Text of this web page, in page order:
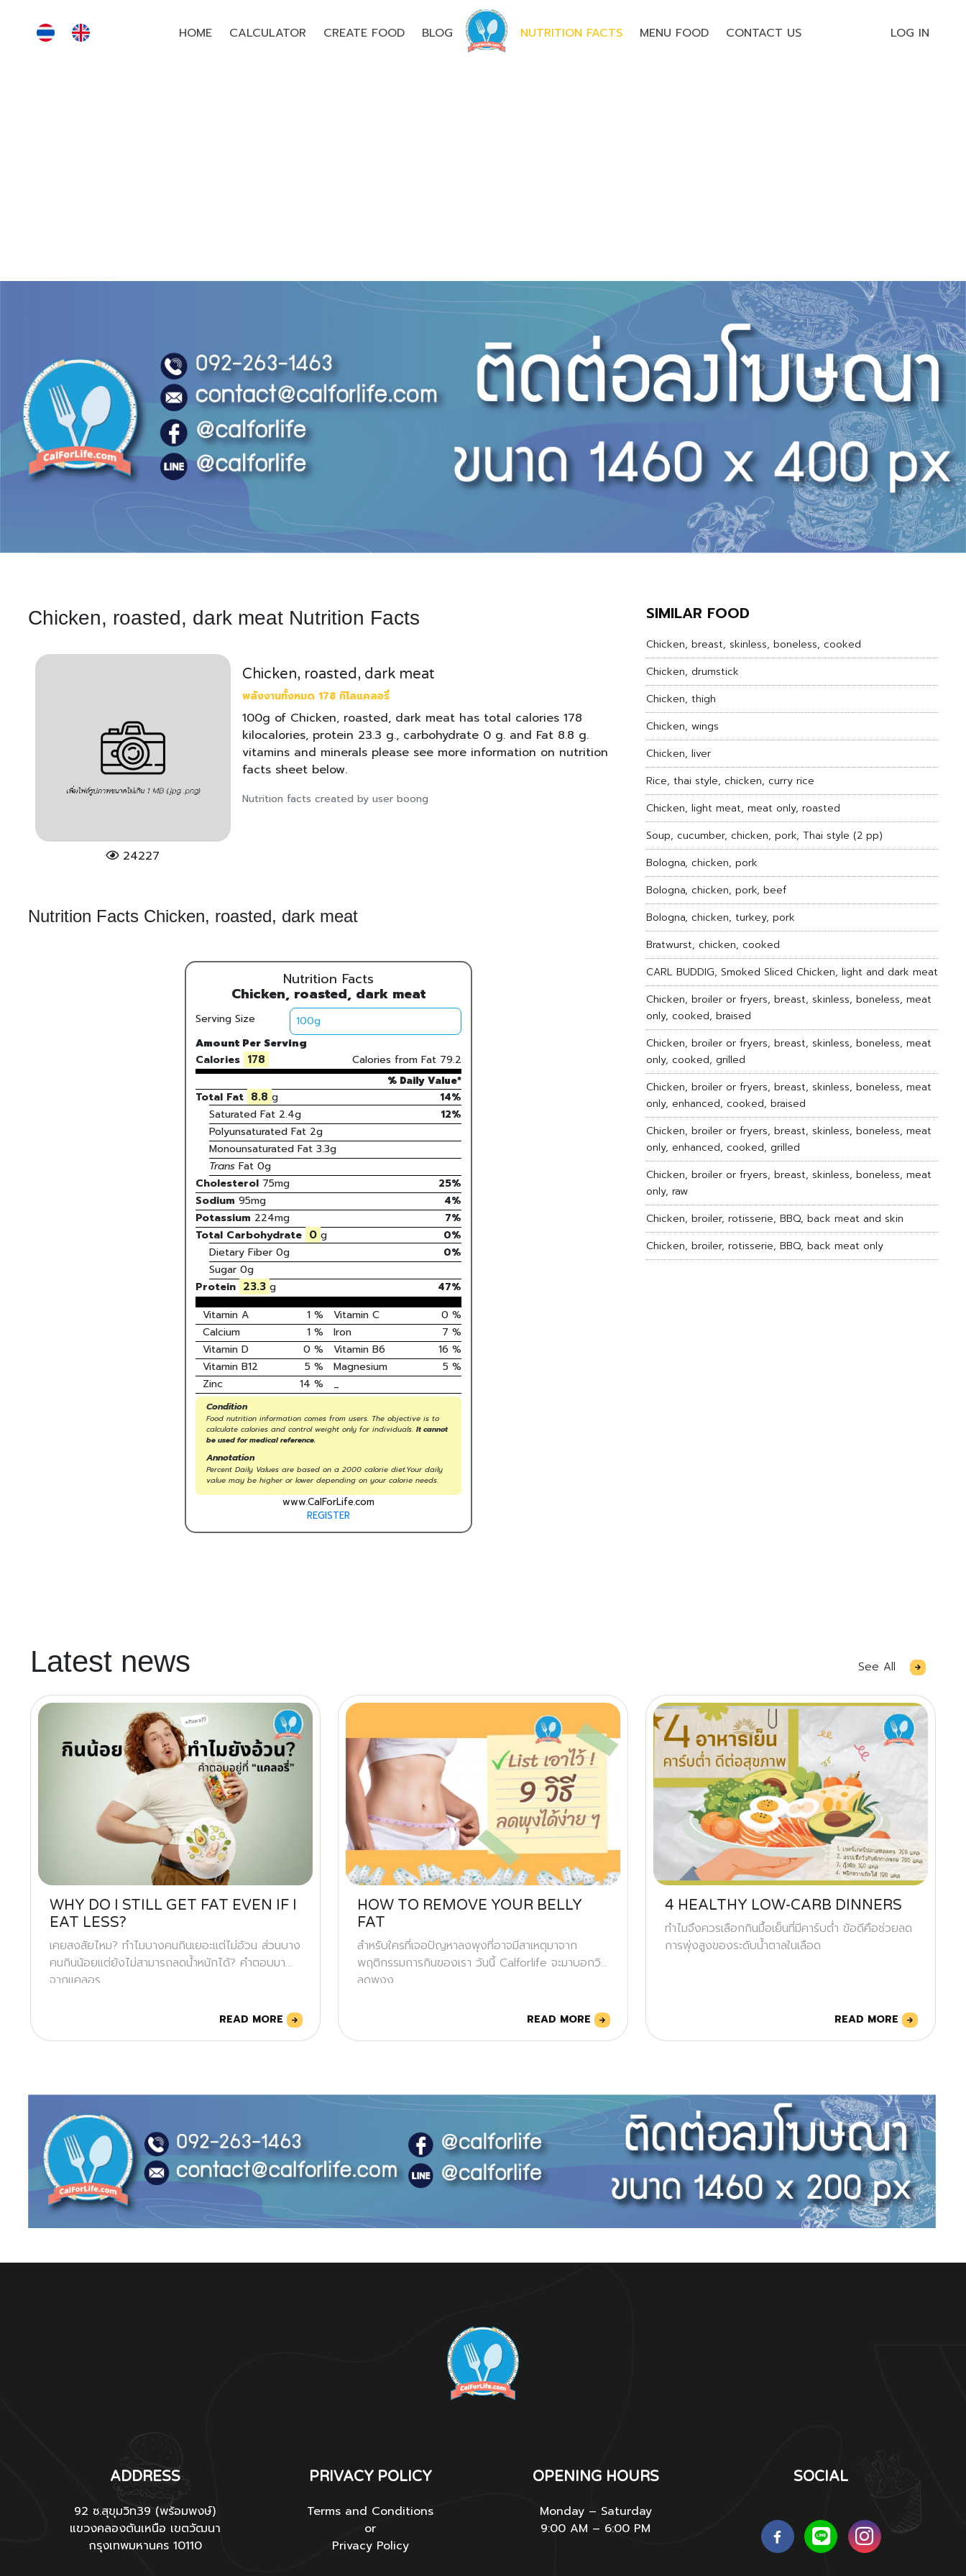
HOME CALCULATOR CREATE FOOD BLOG NUTRITION FACTS MENU FOOD CONTACT US LOG IN
Chicken, roasted, dark meat Nutrition Facts
24227
Chicken, roasted, dark meat
พลังงานทั้งหมด 178 กิโลแคลอรี่
100g of Chicken, roasted, dark meat has total calories 178
kilocalories, protein 23.3 g., carbohydrate 0 g. and Fat 8.8 g.
vitamins and minerals please see more information on nutrition
facts sheet below.
Nutrition facts created by user boong
Nutrition Facts Chicken, roasted, dark meat
Nutrition Facts
Chicken, roasted, dark meat
Serving Size
Amount Per Serving
Calories 178 Calories from Fat 79.2
% Daily Value*
Total Fat 8.8 g
14%
Saturated Fat 2.4g 12%
Polyunsaturated Fat 2g
Monounsaturated Fat 3.3g
TransFat 0g
Cholesterol 75mg 25%
Sodium 95mg 4%
Potassium 224mg 7%
Total Carbohydrate 0 g 0%
Dietary Fiber 0g
0%
Sugar 0g
Protein 23.3 g 47%
Vitamin A
1 % Vitamin C 0 %
Calcium
1 % Iron 7 %
Vitamin D
0 % Vitamin B6 16 %
Vitamin B12
5 % Magnesium 5 %
Zinc
14 % _
Condition
Food nutrition information comes from users. The objective is to
calculate calories and control weight only for individuals. It cannot
be used for medical reference.
Annotation
Percent Daily Values are based on a 2000 calorie diet.Your daily
value may be higher or lower depending on your calorie needs.
www.CalForLife.com
REGISTER
SIMILAR FOOD
Chicken, breast, skinless, boneless, cooked
Chicken, drumstick
Chicken, thigh
Chicken, wings
Chicken, liver
Rice, thai style, chicken, curry rice
Chicken, light meat, meat only, roasted
Soup, cucumber, chicken, pork, Thai style (2 pp)
Bologna, chicken, pork
Bologna, chicken, pork, beef
Bologna, chicken, turkey, pork
Bratwurst, chicken, cooked
CARL BUDDIG, Smoked Sliced Chicken, light and dark meat
Chicken, broiler or fryers, breast, skinless, boneless, meat
only, cooked, braised
Chicken, broiler or fryers, breast, skinless, boneless, meat
only, cooked, grilled
Chicken, broiler or fryers, breast, skinless, boneless, meat
only, enhanced, cooked, braised
Chicken, broiler or fryers, breast, skinless, boneless, meat
only, enhanced, cooked, grilled
Chicken, broiler or fryers, breast, skinless, boneless, meat
only, raw
Chicken, broiler, rotisserie, BBQ, back meat and skin
Chicken, broiler, rotisserie, BBQ, back meat only
Latest news See All
WHY DO I STILL GET FAT EVEN IF I
EAT LESS?
เคยสงสัยไหม? ทำไมบางคนกินเยอะแต่ไม่อ้วน ส่วนบาง
คนกินน้อยแต่ยังไม่สามารถลดน้ำหนักได้? คำตอบมา
จากแคลอร
READ MORE
HOW TO REMOVE YOUR BELLY
FAT
สำหรับใครที่เจอปัญหาลงพุงที่อาจมีสาเหตุมาจาก
พฤติกรรมการกินของเรา วันนี้ Calforlife จะมาบอกวิธี
ลดพุงง
READ MORE
4 HEALTHY LOW-CARB DINNERS
ทำไมจึงควรเลือกกินมื้อเย็นที่มีคาร์บต่ำ ข้อดีคือช่วยลด
การพุ่งสูงของระดับน้ำตาลในเลือด
READ MORE
ADDRESS
92 ซ.สุขุมวิท39 (พร้อมพงษ์)
แขวงคลองตันเหนือ เขตวัฒนา
กรุงเทพมหานคร 10110
PRIVACY POLICY
Terms and Conditions
or
Privacy Policy
OPENING HOURS
Monday – Saturday
9:00 AM – 6:00 PM
SOCIAL